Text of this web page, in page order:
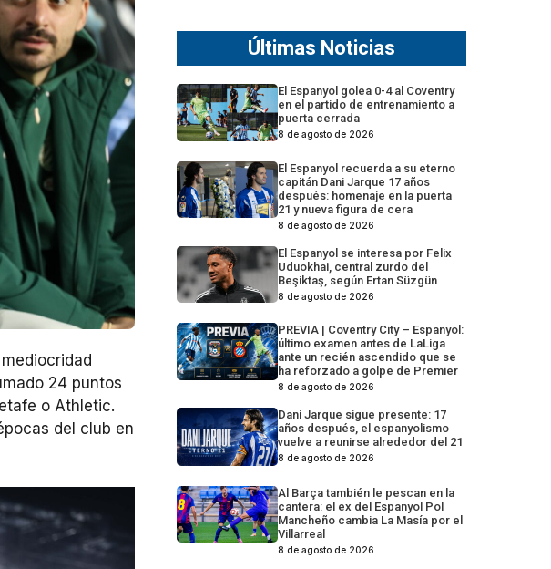
24 puntos
o Athletic.
del club en
Últimas Noticias
El Espanyol golea 0-4 al Coventry
en el partido de entrenamiento a
puerta cerrada
8 de agosto de 2026
El Espanyol recuerda a su eterno
capitán Dani Jarque 17 años
después: homenaje en la puerta
21 y nueva figura de cera
8 de agosto de 2026
El Espanyol se interesa por Felix
Uduokhai, central zurdo del
Beşiktaş, según Ertan Süzgün
8 de agosto de 2026
PREVIA | Coventry City – Espanyol:
último examen antes de LaLiga
ante un recién ascendido que se
ha reforzado a golpe de Premier
8 de agosto de 2026
Dani Jarque sigue presente: 17
años después, el espanyolismo
vuelve a reunirse alrededor del 21
8 de agosto de 2026
Al Barça también le pescan en la
cantera: el ex del Espanyol Pol
Mancheño cambia La Masía por el
Villarreal
8 de agosto de 2026